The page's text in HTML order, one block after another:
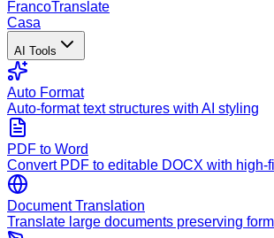
FrancoTranslate
Casa
AI Tools
Auto Format
Auto-format text structures with AI styling
PDF to Word
Convert PDF to editable DOCX with high-
Document Translation
Translate large documents preserving